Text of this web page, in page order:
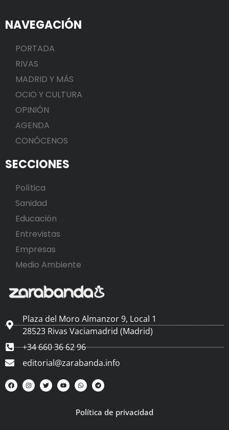
NAVEGACIÓN
PORTADA
RIVAS
MADRID Y MÁS
OCIO Y CULTURA
OPINIÓN
AGENDA
CONÓCENOS
SECCIONES
Política
Sanidad
Educación
Entrevistas
Empresas
Medio Ambiente
Plaza del Moro Almanzor 9, Local 1
28523 Rivas Vaciamadrid (Madrid)
+34 660 36 62 96
editorial@zarabanda.info
Política de privacidad